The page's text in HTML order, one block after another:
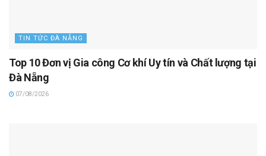
TIN TỨC ĐÀ NẴNG
Top 10 Đơn vị Gia công Cơ khí Uy tín và Chất lượng tại
Đà Nẵng
07/08/2026